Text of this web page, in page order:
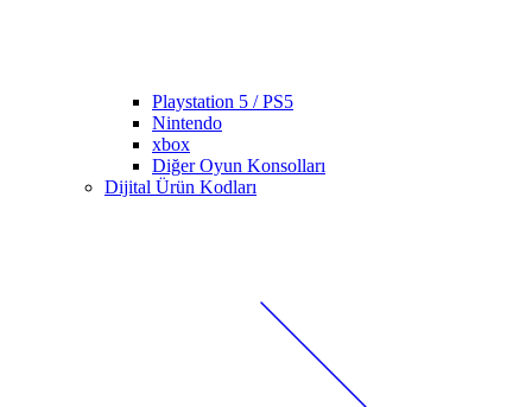
Playstation 5 / PS5
Nintendo
xbox
Diğer Oyun Konsolları
Dijital Ürün Kodları